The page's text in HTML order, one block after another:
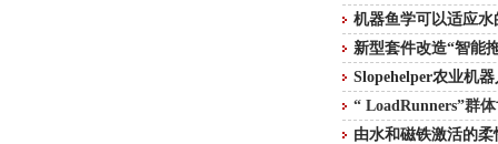
机器鱼学可以适应水
新型套件改造“智能
Slopehelper农业机
“ LoadRunners”群
由水和磁铁激活的